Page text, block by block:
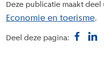
Deze publicatie maakt deel
Economie en toerisme
Deel deze pagina: